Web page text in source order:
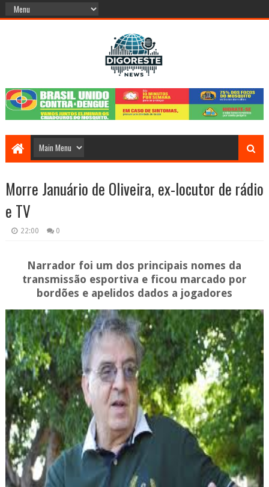
Morre Januário de Oliveira, ex-locutor de rádio
e TV
22:00 0
Narrador foi um dos principais nomes da
transmissão esportiva e ficou marcado por
bordões e apelidos dados a jogadores